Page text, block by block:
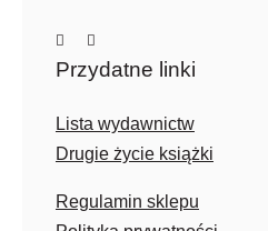
Przydatne linki
Lista wydawnictw
Drugie życie książki
Regulamin sklepu